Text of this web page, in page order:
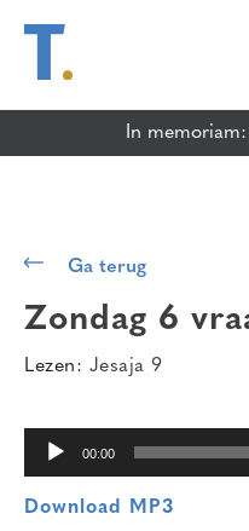
In
Ga terug
Zondag 6
Lezen: Jesaja 9
00:00
Download MP3